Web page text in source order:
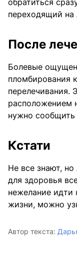
переходящий на
После
Болевые
пломбирования
перелечивания.
расположением
нужно сообщить
Кстати
Не все знают,
для здоровья
нежелание идти
жизни, можно
Автор текста: